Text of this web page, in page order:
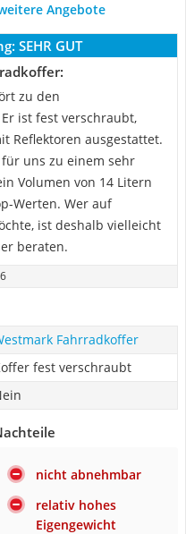
Angebote
SEHR GUT
zu den
ist fest verschraubt,
Reflektoren ausgestattet.
uns zu einem sehr
Volumen von 14 Litern
Werten. Wer auf
ist deshalb vielleicht
beraten.
Fahrradkoffer
fest verschraubt
nicht abnehmbar
relativ hohes
Eigengewicht